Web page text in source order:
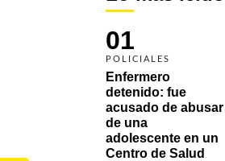
01
POLICIALES
Enfermero
detenido: fue
acusado de abusar
de una
adolescente en un
Centro de Salud